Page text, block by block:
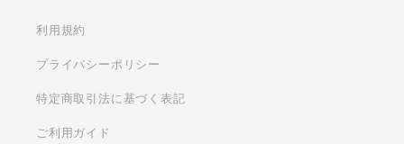
利用規約
プライバシーポリシー
特定商取引法に基づく表記
ご利用ガイド